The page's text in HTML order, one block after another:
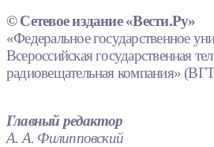
© Сетевое издание «Вести.Ру»
«Федеральное государственное
Всероссийская государственная
радиовещательная компания»
Главный редактор
А. А. Филипповский